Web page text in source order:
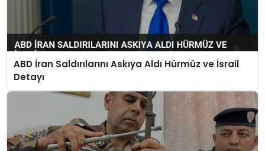
ABD İran Saldırılarını Askıya Aldı Hürmüz ve İsrail
Detayı